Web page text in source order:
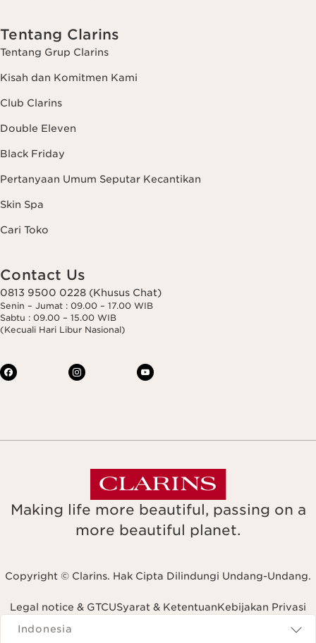
Tentang Clarins
Tentang Grup Clarins
Kisah dan Komitmen Kami
Club Clarins
Double Eleven
Black Friday
Pertanyaan Umum Seputar Kecantikan
Skin Spa
Cari Toko
Contact Us
0813 9500 0228 (Khusus Chat)
Senin – Jumat : 09.00 – 17.00 WIB
Sabtu : 09.00 – 15.00 WIB
(Kecuali Hari Libur Nasional)
Making life more beautiful, passing on a
more beautiful planet.
Copyright © Clarins. Hak Cipta Dilindungi Undang-Undang.
Legal notice & GTCUSyarat & KetentuanKebijakan Privasi
Navigates to
Indonesia